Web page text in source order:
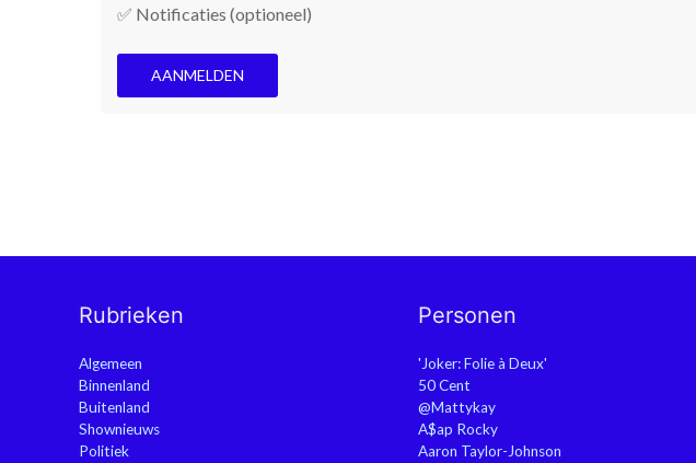
✅ Notificaties (optioneel)
AANMELDEN
Rubrieken
Algemeen
Binnenland
Buitenland
Shownieuws
Politiek
Personen
'Joker: Folie à Deux'
50 Cent
@Mattykay
A$ap Rocky
Aaron Taylor-Johnson